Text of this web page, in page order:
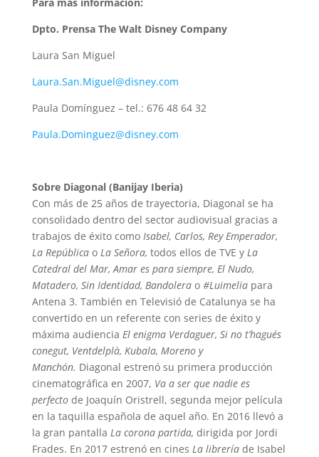
Dpto. Prensa The Walt Disney Company
Laura San Miguel
Laura.San.Miguel@disney.com
Paula Domínguez – tel.: 676 48 64 32
Paula.Dominguez@disney.com
Sobre Diagonal (Banijay Iberia)
Con más de 25 años de trayectoria, Diagonal se ha
consolidado dentro del sector audiovisual gracias a
trabajos de éxito como Isabel, Carlos, Rey Emperador,
La República oLa Señora, todos ellos de TVE yLa
Catedral del Mar, Amar es para siempre, El Nudo,
Matadero, Sin Identidad, Bandolerao #Luimeliapara
Antena 3. También en Televisió de Catalunya se ha
convertido en un referente con series de éxito y
máxima audiencia El enigma Verdaguer, Si no t’hagués
conegut, Ventdelplà, Kubala, Moreno y
Manchón. Diagonal estrenó su primera producción
cinematográfica en 2007, Va a ser que nadie es
perfectode Joaquín Oristrell, segunda mejor película
en la taquilla española de aquel año. En 2016 llevó a
la gran pantalla La corona partida, dirigida por Jordi
Frades. En 2017 estrenó en cines La libreríade Isabel